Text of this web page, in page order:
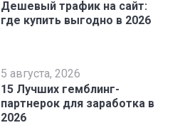
Дешевый трафик на сайт:
где купить выгодно в 2026
5 августа, 2026
15 Лучших гемблинг-
партнерок для заработка в
2026